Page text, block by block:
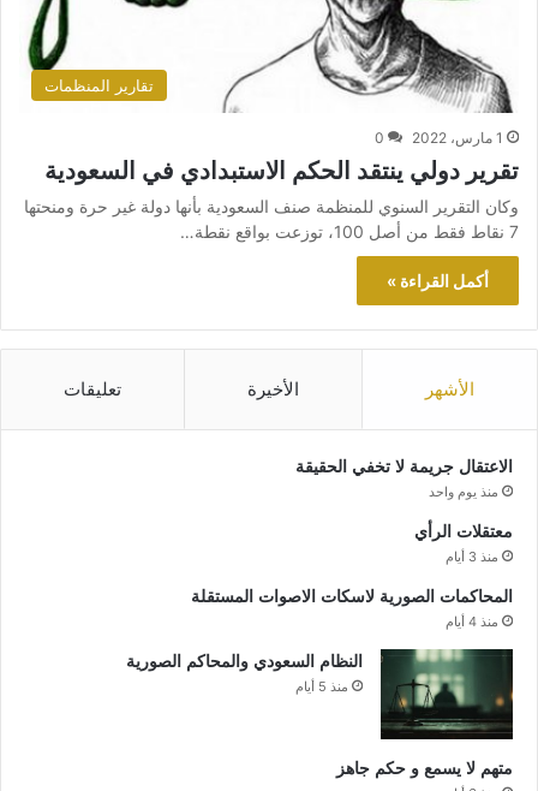
تقارير المنظمات
1 مارس، 2022 0
تقرير دولي ينتقد الحكم الاستبدادي في السعودية
وكان التقرير السنوي للمنظمة صنف السعودية بأنها دولة غير حرة ومنحتها
7 نقاط فقط من أصل 100، توزعت بواقع نقطة…
أكمل القراءة »
الأشهر الأخيرة تعليقات
الاعتقال جريمة لا تخفي الحقيقة
منذ يوم واحد
معتقلات الرأي
منذ 3 أيام
المحاكمات الصورية لاسكات الاصوات المستقلة
منذ 4 أيام
النظام السعودي والمحاكم الصورية
منذ 5 أيام
متهم لا يسمع و حكم جاهز